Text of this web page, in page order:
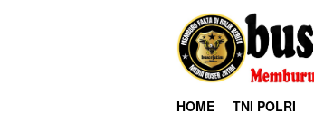
HOME TNI POLRI